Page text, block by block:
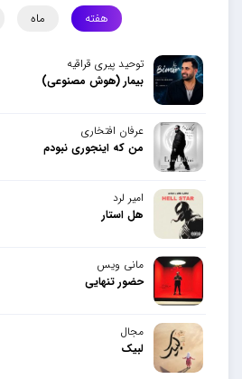
هفته ماه
توحید پیری قراقیه
بیمار (هوش مصنوعی)
عرفان افتخاری
من که اینجوری نبودم
امیر لرد
هل استار
مانی ویس
حضور تنهایی
مجال
لبیک